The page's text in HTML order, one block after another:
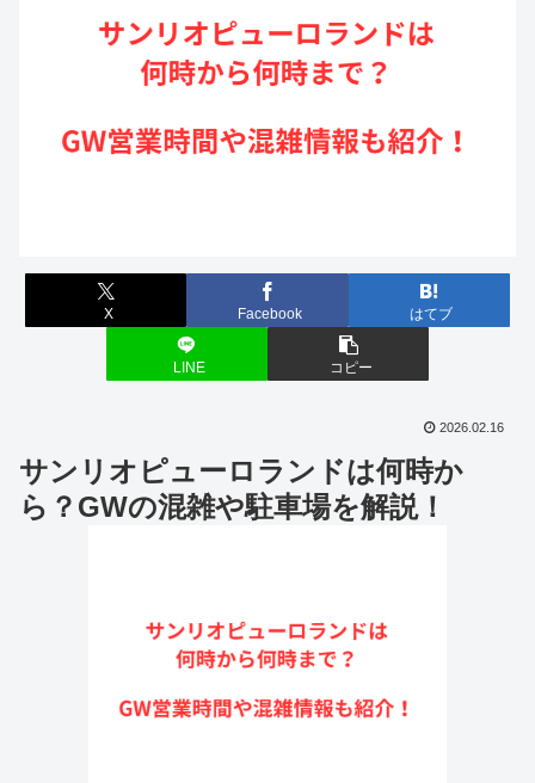
X Facebook はてブ
LINE コピー
2026.02.16
サンリオピューロランドは何時か
ら？GWの混雑や駐車場を解説！